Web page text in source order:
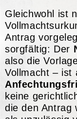
Gleichwohl ist
Antrag
sorgfältig: Der
also die
Vollmacht – ist
keine
die den Antrag